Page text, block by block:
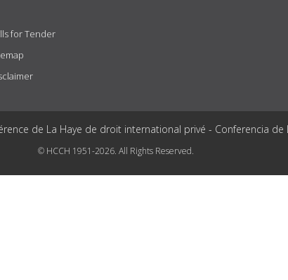
for Tender
de La Haye de droit international privé - Conferencia
© HCCH 1951-2026. All Rights Reserved.